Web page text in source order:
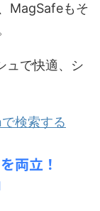
MagSafeもそ
ュで快適、シ
検索する
両立！